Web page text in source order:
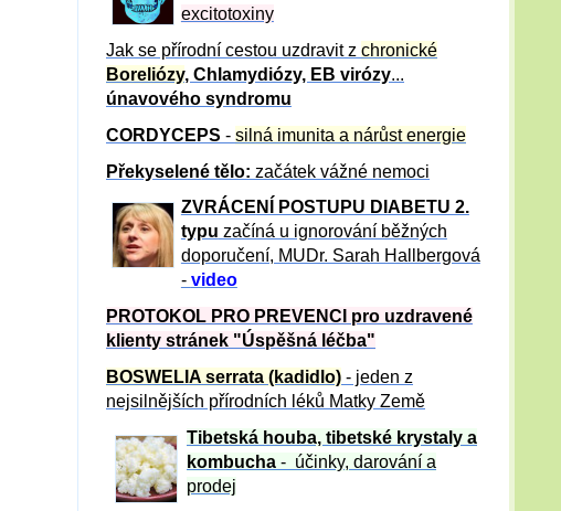
excitotoxiny
Jak se přírodní cestou uzdravit z chronické
Boreliózy, Chlamydiózy, EB virózy...
únavového syndromu
CORDYCEPS - silná imunita a nárůst energie
Překyselené tělo: začátek vážné nemoci
ZVRÁCE NÍ POSTUPU DIABETU 2.
typu začíná u ignorování běžných
doporučení, MUDr. Sarah Hallbergová
- video
PROTOKOL PRO PREVENCI pro uzdravené
klienty stránek "Úspěšná léčba"
BOSWELIA serrata (kadidlo) - jeden z
nejsilnějších přírodních léků Matky Země
Tibetská houba, tibetské krystaly a
kombucha - účinky, darování a
prodej